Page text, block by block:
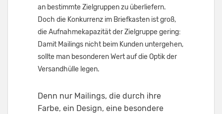
an bestimmte Zielgruppen zu überliefern.
Doch die Konkurrenz im Briefkasten ist groß,
die Aufnahmekapazität der Zielgruppe gering:
Damit Mailings nicht beim Kunden untergehen,
sollte man besonderen Wert auf die Optik der
Versandhülle legen.
Denn nur Mailings, die durch ihre
Farbe, ein Design, eine besondere